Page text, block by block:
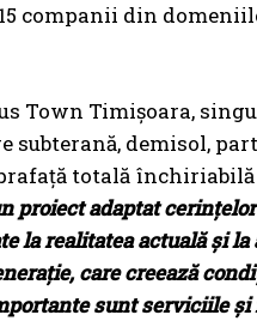
companii din
Town Timișoara,
demisol,
totală
proiect adaptat
la realitatea actuală și
care creează
sunt serviciile